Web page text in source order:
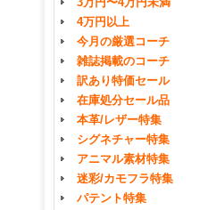
4万円以上
今月の厳選コーチ
雑誌掲載のコーチ
訳あり特価セール
在庫処分セール品
本革/レザー特集
シグネチャー特集
アニマル素材特集
迷彩/カモフラ特集
パテント特集